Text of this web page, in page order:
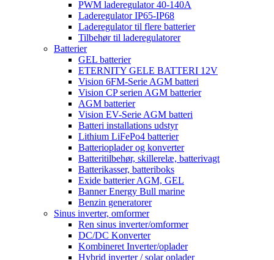
PWM laderegulator 40-140A
Laderegulator IP65-IP68
Laderegulator til flere batterier
Tilbehør til laderegulatorer
Batterier
GEL batterier
ETERNITY GELE BATTERI 12V
Vision 6FM-Serie AGM batteri
Vision CP serien AGM batterier
AGM batterier
Vision EV-Serie AGM batteri
Batteri installations udstyr
Lithium LiFePo4 batterier
Batterioplader og konverter
Batteritilbehør, skillerelæ, batterivagt
Batterikasser, batteriboks
Exide batterier AGM, GEL
Banner Energy Bull marine
Benzin generatorer
Sinus inverter, omformer
Ren sinus inverter/omformer
DC/DC Konverter
Kombineret Inverter/oplader
Hybrid inverter / solar oplader